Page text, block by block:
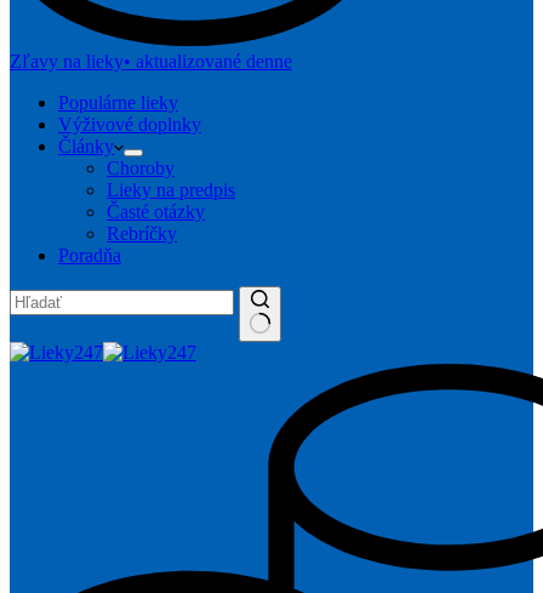
Zľavy na lieky• aktualizované denne
Populárne lieky
Výživové doplnky
Články
Choroby
Lieky na predpis
Časté otázky
Rebríčky
Poradňa
No